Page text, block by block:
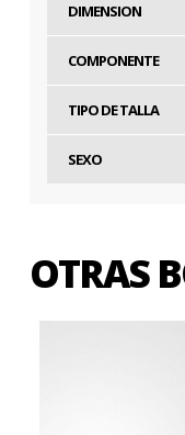
DIMENSION
COMPONENTE
TIPO DE TALLA
SEXO
OTRAS